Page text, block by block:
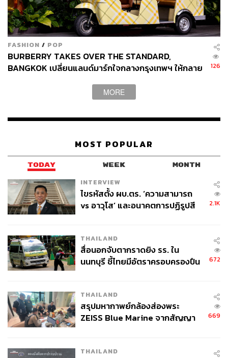
FASHION / POP
BURBERRY TAKES OVER THE STANDARD,
BANGKOK เปลี่ยนแลนด์มาร์กใจกลางกรุงเทพฯ ให้กลาย
126
MORE
MOST POPULAR
TODAY WEEK MONTH
INTERVIEW
ไขรหัสตั้ง ผบ.ตร. ‘ความสามารถ
vs อาวุโส’ และอนาคตการปฏิรูปสี
2.1K
THAILAND
สื่อนอกจับตากราดยิง รร. ใน
นนทบุรี ชี้ไทยมีอัตราครอบครองปืน
672
THAILAND
สรุปมหากาพย์กล้องส่องพระ
ZEISS Blue Marine จากสัญญา
จ่ายหนี้-แอบระบุแบรนด์
669
THAILAND